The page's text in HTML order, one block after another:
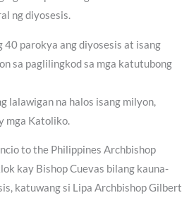
ng diyosesis.
40 parokya ang diyosesis at isang
sa paglilingkod sa mga katutubong
lalawigan na halos isang milyon,
mga Katoliko.
to the Philippines Archbishop
kay Bishop Cuevas bilang kauna-
katuwang si Lipa Archbishop Gilbert